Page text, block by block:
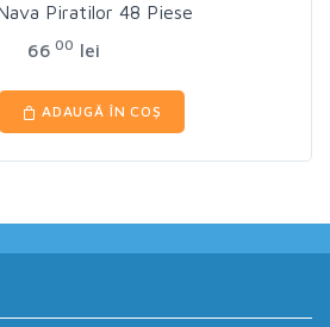
Piratilor 48 Piese
66 00 lei
ADAUGĂ ÎN COȘ